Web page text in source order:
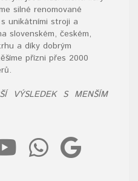
silné renomované
unikátními stroji a
slovenském, českém,
a díky dobrým
přízni přes 2000
VÝSLEDEK S MENŠÍM